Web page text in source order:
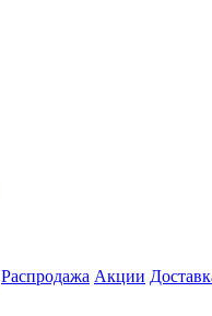
Распродажа Акции